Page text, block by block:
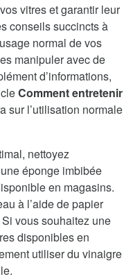
vitres et garantir leur
conseils succincts à
normal de vos
manipuler avec de
d’informations,
Comment entretenir
sur l’utilisation normale
nettoyez
éponge imbibée
en magasins.
à l’aide de papier
vous souhaitez une
disponibles en
utiliser du vinaigre